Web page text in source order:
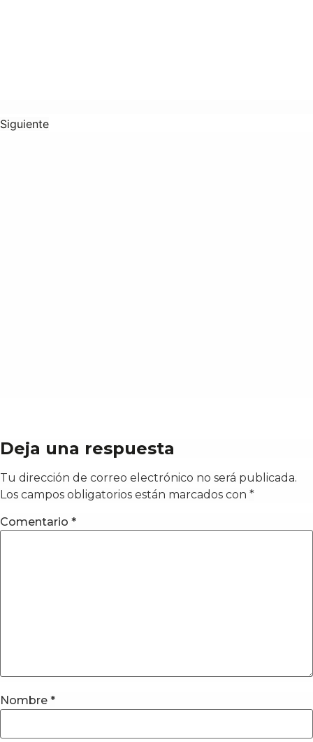
Siguiente
Deja una respuesta
Tu dirección de correo electrónico no será publicada.
Los campos obligatorios están marcados con *
Comentario *
Nombre *